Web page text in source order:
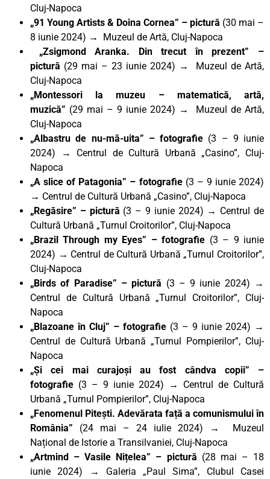
Cluj-Napoca
„91 Young Artists & Doina Cornea” – pictură (30 mai –
8 iunie 2024) → Muzeul de Artă, Cluj-Napoca
„Zsigmond Aranka. Din trecut în prezent”
–
pictură (29 mai – 23 iunie 2024) → Muzeul de Artă,
Cluj-Napoca
„Montessori la muzeu – matematică, artă,
muzică” (29 mai – 9 iunie 2024) → Muzeul de Artă,
Cluj-Napoca
„Albastru de nu-mă-uita” – fotografie (3 – 9 iunie
2024) → Centrul de Cultură Urbană „Casino”, Cluj-
Napoca
„A slice of Patagonia” – fotografie (3 – 9 iunie 2024)
→ Centrul de Cultură Urbană „Casino”, Cluj-Napoca
„Regăsire” – pictură (3 – 9 iunie 2024) → Centrul de
Cultură Urbană „Turnul Croitorilor”, Cluj-Napoca
„Brazil Through my Eyes” – fotografie (3 – 9 iunie
2024) → Centrul de Cultură Urbană „Turnul Croitorilor”,
Cluj-Napoca
„Birds of Paradise” – pictură (3 – 9 iunie 2024) →
Centrul de Cultură Urbană „Turnul Croitorilor”, Cluj-
Napoca
„Blazoane în Cluj” – fotografie (3 – 9 iunie 2024) →
Centrul de Cultură Urbană „Turnul Pompierilor”, Cluj-
Napoca
„Și cei mai curajoși au fost cândva copii” –
fotografie (3 – 9 iunie 2024) → Centrul de Cultură
Urbană „Turnul Pompierilor”, Cluj-Napoca
„Fenomenul Pitești. Adevărata față a comunismului în
România” (24 mai – 24 iulie 2024) → Muzeul
Național de Istorie a Transilvaniei, Cluj-Napoca
„Artmind – Vasile Nițelea” – pictură (28 mai – 18
iunie 2024) → Galeria „Paul Sima”, Clubul Casei